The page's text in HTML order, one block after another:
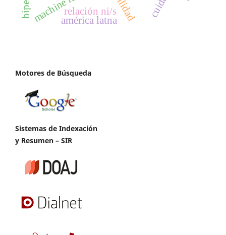
relación ni/s
américa latna
Motores de Búsqueda
Sistemas de Indexación
y Resumen – SIR